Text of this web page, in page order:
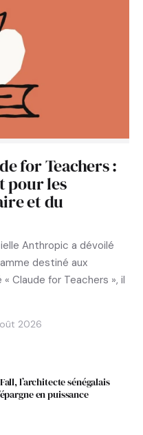
for Teachers :
pour les
et du
Anthropic a dévoilé
destiné aux
Claude for Teachers », il
2026
l’architecte sénégalais
en puissance